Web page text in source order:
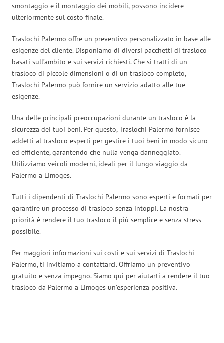
smontaggio e il montaggio dei mobili, possono incidere
ulteriormente sul costo finale.
Traslochi Palermo offre un preventivo personalizzato in base alle
esigenze del cliente. Disponiamo di diversi pacchetti di trasloco
basati sull’ambito e sui servizi richiesti. Che si tratti di un
trasloco di piccole dimensioni o di un trasloco completo,
Traslochi Palermo può fornire un servizio adatto alle tue
esigenze.
Una delle principali preoccupazioni durante un trasloco è la
sicurezza dei tuoi beni. Per questo, Traslochi Palermo fornisce
addetti al trasloco esperti per gestire i tuoi beni in modo sicuro
ed efficiente, garantendo che nulla venga danneggiato.
Utilizziamo veicoli moderni, ideali per il lungo viaggio da
Palermo a Limoges.
Tutti i dipendenti di Traslochi Palermo sono esperti e formati per
garantire un processo di trasloco senza intoppi. La nostra
priorità è rendere il tuo trasloco il più semplice e senza stress
possibile.
Per maggiori informazioni sui costi e sui servizi di Traslochi
Palermo, ti invitiamo a contattarci. Offriamo un preventivo
gratuito e senza impegno. Siamo qui per aiutarti a rendere il tuo
trasloco da Palermo a Limoges un’esperienza positiva.